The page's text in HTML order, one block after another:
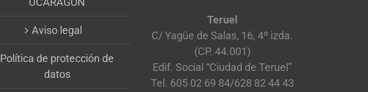
Aviso legal
Política de protección de
datos
Teruel
C/ Yagüe de Salas, 16, 4º izda.
(CP. 44.001)
Edif. Social “Ciudad de Teruel”
Tel. 605 02 69 84/628 82 44 43